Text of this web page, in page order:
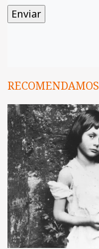
RECOMENDAMOS